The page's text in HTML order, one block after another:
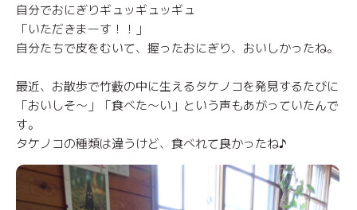
自分でおにぎりギュッギュッギュ
「いただきまーす！！」
自分たちで皮をむいて、握ったおにぎり、おいしかったね。
最近、お散歩で竹藪の中に生えるタケノコを発見するたびに
「おいしそ～」「食べた～い」という声もあがっていたんで
す。
タケノコの種類は違うけど、食べれて良かったね♪